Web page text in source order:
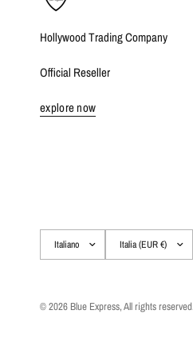
Hollywood Trading Company
Official Reseller
explore now
paese/area
paese/area
© 2026 Blue Express, All rights